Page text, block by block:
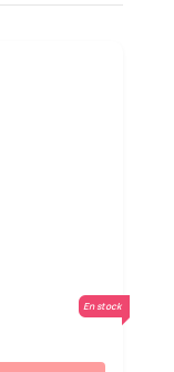
En stock